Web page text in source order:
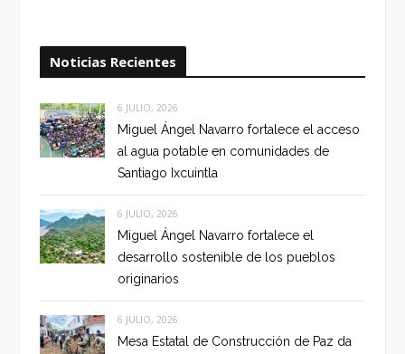
Noticias Recientes
6 JULIO, 2026
Miguel Ángel Navarro fortalece el acceso
al agua potable en comunidades de
Santiago Ixcuintla
6 JULIO, 2026
Miguel Ángel Navarro fortalece el
desarrollo sostenible de los pueblos
originarios
6 JULIO, 2026
Mesa Estatal de Construcción de Paz da